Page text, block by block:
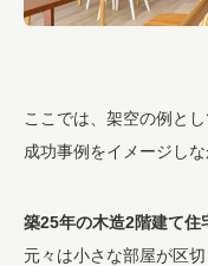
ここでは、架空の例と
成功事例をイメージし
築25年の木造2階建て住
元々は小さな部屋が区